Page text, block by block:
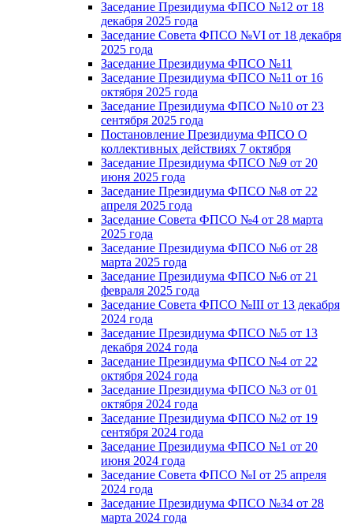
Заседание Президиума ФПСО №12 от 18
декабря 2025 года
Заседание Совета ФПСО №VI от 18 декабря
2025 года
Заседание Президиума ФПСО №11
Заседание Президиума ФПСО №11 от 16
октября 2025 года
Заседание Президиума ФПСО №10 от 23
сентября 2025 года
Постановление Президиума ФПСО О
коллективных действиях 7 октября
Заседание Президиума ФПСО №9 от 20
июня 2025 года
Заседание Президиума ФПСО №8 от 22
апреля 2025 года
Заседание Совета ФПСО №4 от 28 марта
2025 года
Заседание Президиума ФПСО №6 от 28
марта 2025 года
Заседание Президиума ФПСО №6 от 21
февраля 2025 года
Заседание Совета ФПСО №III от 13 декабря
2024 года
Заседание Президиума ФПСО №5 от 13
декабря 2024 года
Заседание Президиума ФПСО №4 от 22
октября 2024 года
Заседание Президиума ФПСО №3 от 01
октября 2024 года
Заседание Президиума ФПСО №2 от 19
сентября 2024 года
Заседание Президиума ФПСО №1 от 20
июня 2024 года
Заседание Совета ФПСО №I от 25 апреля
2024 года
Заседание Президиума ФПСО №34 от 28
марта 2024 года